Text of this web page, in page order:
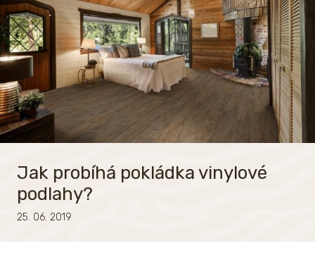
Jak probíhá pokládka vinylové
podlahy?
25. 06. 2019